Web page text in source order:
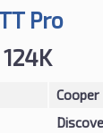
Pro
Cooper